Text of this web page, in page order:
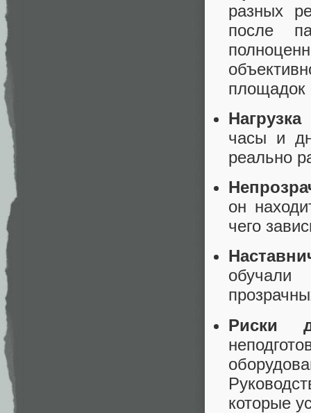
разных
после
площадок
часы и
реально
он
чего
Риски
которые